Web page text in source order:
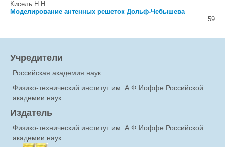
Кисель Н.Н.
Моделирование антенных решеток Дольф-Чебышева
59
Учредители
Российская академия наук
Физико-технический институт им. А.Ф.Иоффе Российской
академии наук
Издатель
Физико-технический институт им. А.Ф.Иоффе Российской
академии наук